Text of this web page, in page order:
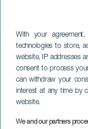
With your
technologies to store,
website, IP addresses
consent to process
can withdraw your
interest at any time by
website.
We and our partners
LA PALMA